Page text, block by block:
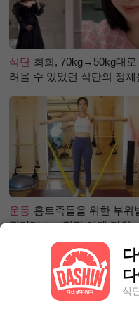
식단 최희, 70kg→50kg대로
려올 수 있었던 식단의 정체
운동 홈트족들을 위한 부위
필라테스 – 직각 어깨 라인
식